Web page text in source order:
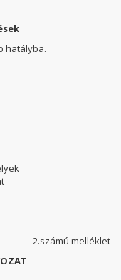
hatályba.
2.számú melléklet